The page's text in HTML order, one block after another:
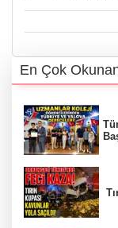
En Çok